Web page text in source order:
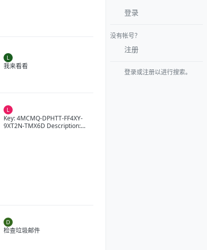
L
L
Key: 4MCMQ-DPHTT-FF4XY-
D
登录
没有帐号？
注册
登录或注册以进行搜索。